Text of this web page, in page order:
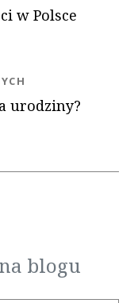
w Polsce
urodziny?
blogu